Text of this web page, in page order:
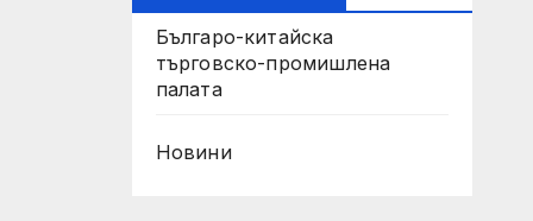
Българо-китайска
търговско-промишлена
палата
Новини